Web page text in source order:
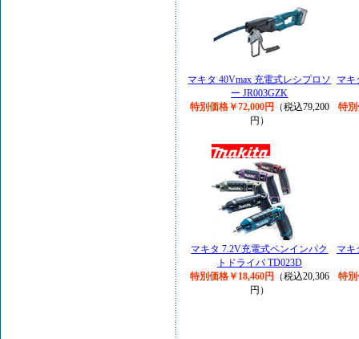
マキタ 40Vmax 充電式レシプロソ
ー JR003GZK
特別価格￥72,000円
（税込79,200
円）
マキ
特
マキタ 7.2V充電式ペンインパク
トドライバ TD023D
特別価格￥18,460円
（税込20,306
円）
マキ
特